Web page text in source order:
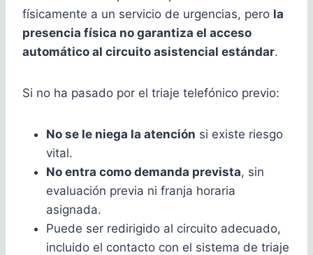
físicamente a un servicio de urgencias, pero la
presencia física no garantiza el acceso
automático al circuito asistencial estándar.
Si no ha pasado por el triaje telefónico previo:
No se le niega la atención si existe riesgo
vital.
No entra como demanda prevista, sin
evaluación previa ni franja horaria
asignada.
Puede ser redirigido al circuito adecuado,
incluido el contacto con el sistema de triaje